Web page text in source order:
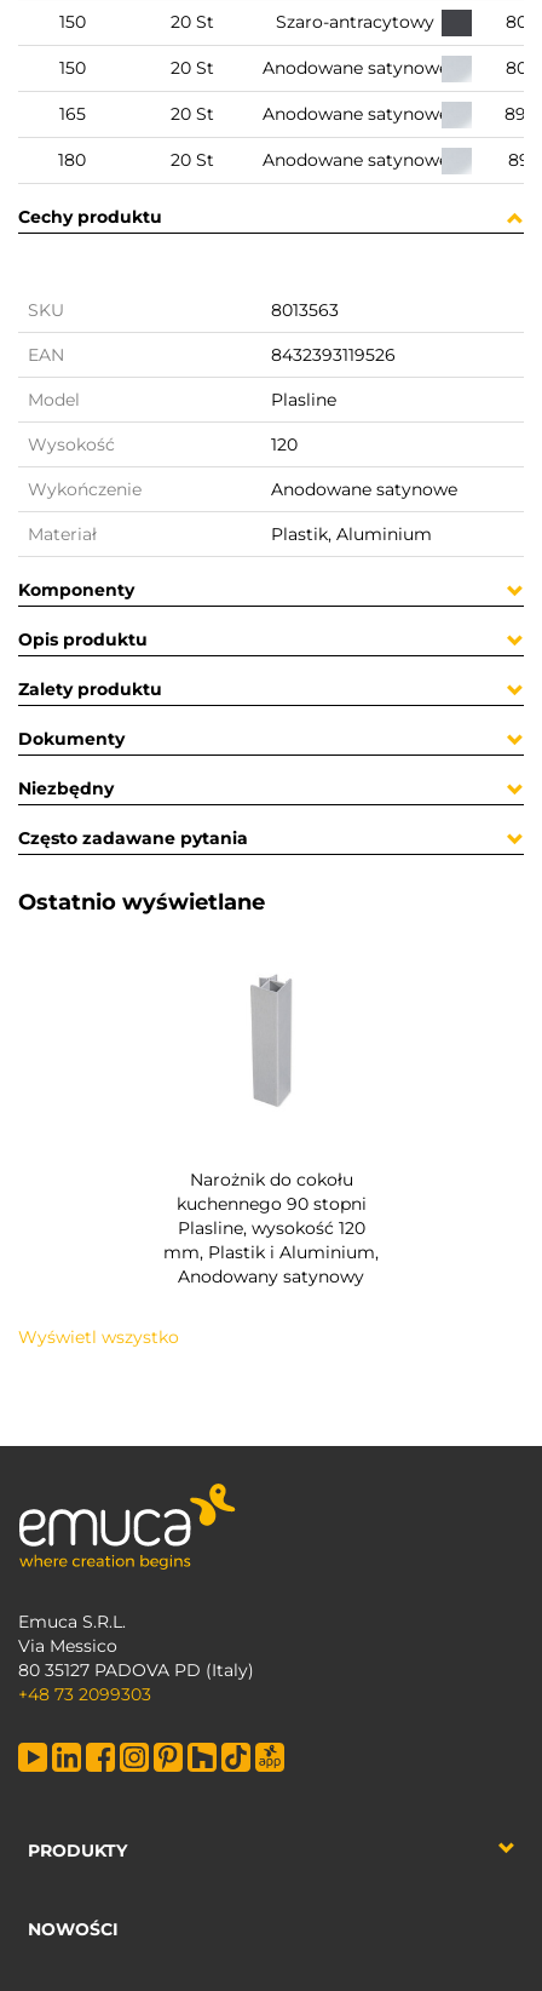
150 20 St Szaro-antracytowy
150 20 St Anodowane satynowe
165 20 St Anodowane satynowe
180 20 St Anodowane satynowe
Cechy produktu
SKU 8013563
EAN 8432393119526
Model Plasline
Wysokość 120
Wykończenie Anodowane satynowe
Materiał Plastik, Aluminium
Komponenty
Opis produktu
Zalety produktu
Dokumenty
Niezbędny
Często zadawane pytania
Ostatnio wyświetlane​
Narożnik do cokołu
kuchennego 90 stopni
Plasline, wysokość 120
mm, Plastik i Aluminium,
Anodowany satynowy
Wyświetl wszystko
Emuca S.R.L.
Via Messico
80 35127 PADOVA PD (Italy)
+48 73 2099303
PRODUKTY
NOWOŚCI